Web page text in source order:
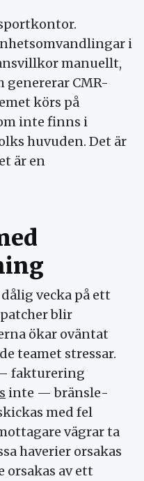
i
manuellt,
CMR-
körs på
inte finns i
huvuden. Det är
är en
vecka på ett
blir
ökar oväntat
teamet stressar.
fakturering
inte — bränsle­
med fel
vägrar ta
haveri­er orsakas
orsakas av ett